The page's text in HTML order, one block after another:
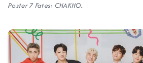
Poster7 Fates: CHAKHO.